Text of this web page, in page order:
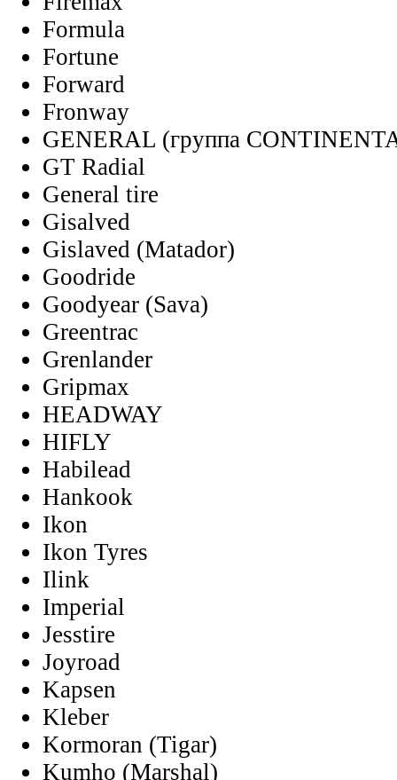
Formula
Fortune
Forward
Fronway
GENERAL (группа
GT Radial
General tire
Gisalved
Gislaved (Matador)
Goodride
Goodyear (Sava)
Greentrac
Grenlander
Gripmax
HEADWAY
HIFLY
Habilead
Hankook
Ikon
Ikon Tyres
Ilink
Imperial
Jesstire
Joyroad
Kapsen
Kleber
Kormoran (Tigar)
Kumho (Marshal)